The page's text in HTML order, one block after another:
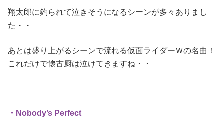
翔太郎に釣られて泣きそうになるシーンが多々ありまし
た・・
あとは盛り上がるシーンで流れる仮面ライダーＷの名曲！
これだけで懐古厨は泣けてきますね・・
・Nobody’s Perfect